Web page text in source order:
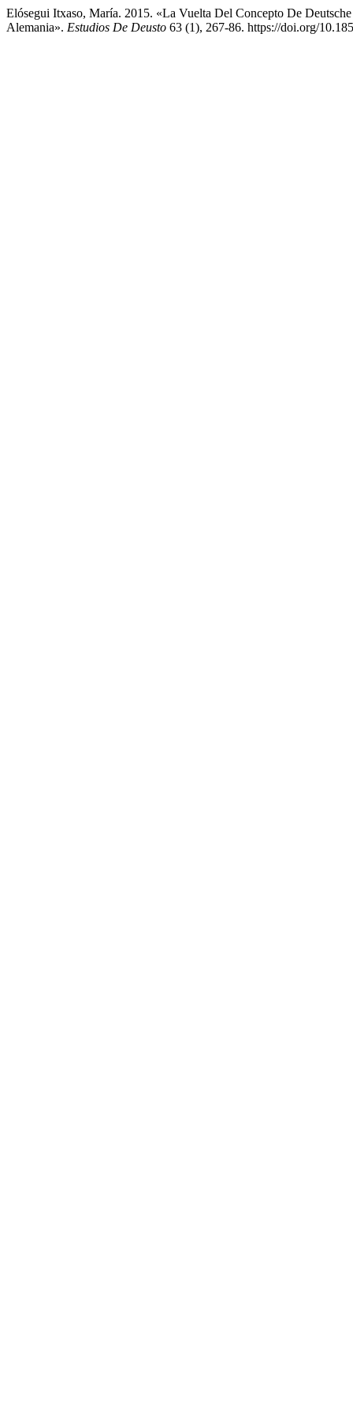
Elósegui Itxaso, María. 2015. «La Vuelta Del Concepto De
Alemania». Estudios De Deusto 63 (1), 267-86. https://doi.org/